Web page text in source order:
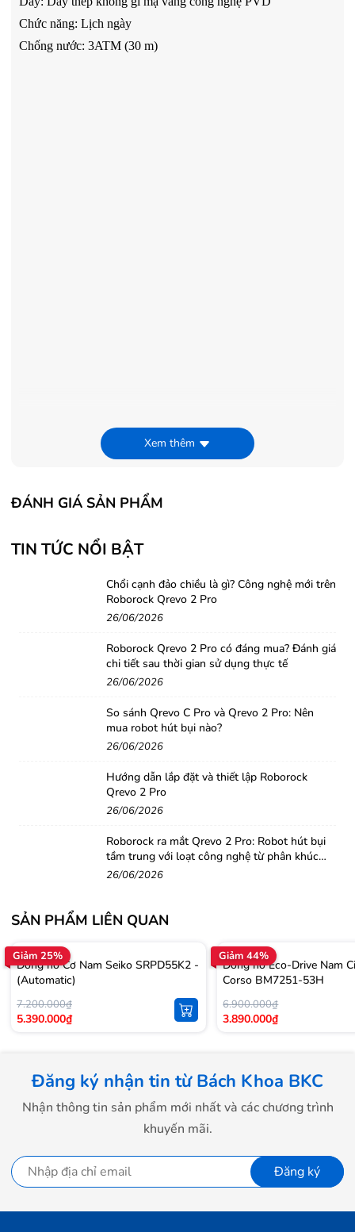
Chức năng: Lịch ngày
Chống nước: 3ATM (30 m)
Xem thêm
ĐÁNH GIÁ SẢN PHẨM
TIN TỨC NỔI BẬT
Chổi cạnh đảo chiều là gì? Công nghệ mới trên
Roborock Qrevo 2 Pro
26/06/2026
Roborock Qrevo 2 Pro có đáng mua? Đánh giá
chi tiết sau thời gian sử dụng thực tế
26/06/2026
So sánh Qrevo C Pro và Qrevo 2 Pro: Nên
mua robot hút bụi nào?
26/06/2026
Hướng dẫn lắp đặt và thiết lập Roborock
Qrevo 2 Pro
26/06/2026
Roborock ra mắt Qrevo 2 Pro: Robot hút bụi
tầm trung với loạt công nghệ từ phân khúc
cao cấp
26/06/2026
SẢN PHẨM LIÊN QUAN
Giảm 25%
Đồng hồ Cơ Nam Seiko SRPD55K2 -
(Automatic)
7.200.000₫
5.390.000₫
Giảm 44%
Đồng hồ Eco-Drive Nam
Corso BM7251-53H
6.900.000₫
3.890.000₫
Đăng ký nhận tin từ Bách Khoa BKC
Nhận thông tin sản phẩm mới nhất và các chương trình
khuyến mãi.
Đăng ký